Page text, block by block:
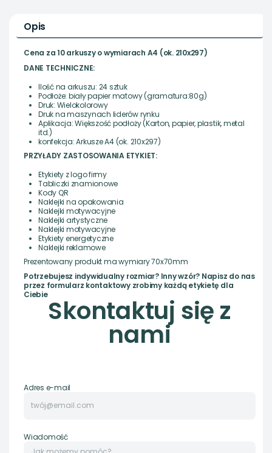
Opis
Cena za 10 arkuszy o wymiarach A4 (ok. 210x297)
DANE TECHNICZNE:
Ilość na arkuszu: 24 sztuk
Podłoże: biały papier matowy (gramatura:80g)
Druk: Wielokolorowy
Druk na maszynach liderów rynku
Aplikacja: Większość podłoży (Karton, papier, plastik, metal
itd.)
konfekcja: Arkusze A4 (ok. 210x297)
PRZYŁADY ZASTOSOWANIA ETYKIET:
Etykiety z logo firmy
Tabliczki znamionowe
Kody QR
Naklejki na opakowania
Naklejki motywacyjne
Naklejki artystyczne
Naklejki motywacyjne
Etykiety energetyczne
Naklejki reklamowe
Prezentowany produkt ma wymiary 70x70mm
Potrzebujesz indywidualny rozmiar? Inny wzór? Napisz do nas
przez formularz kontaktowy zrobimy każdą etykietę dla
CiebieSkontaktuj się z
nami
Adres e-mail
Wiadomość